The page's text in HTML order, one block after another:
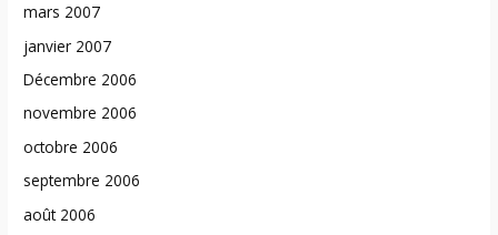
mars 2007
janvier 2007
Décembre 2006
novembre 2006
octobre 2006
septembre 2006
août 2006